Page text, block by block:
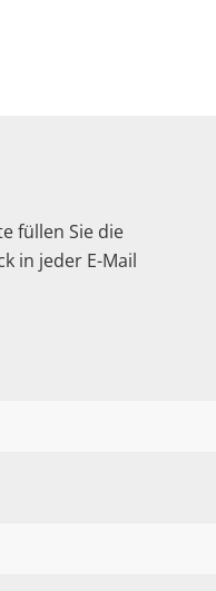
füllen Sie die
in jeder E-Mail